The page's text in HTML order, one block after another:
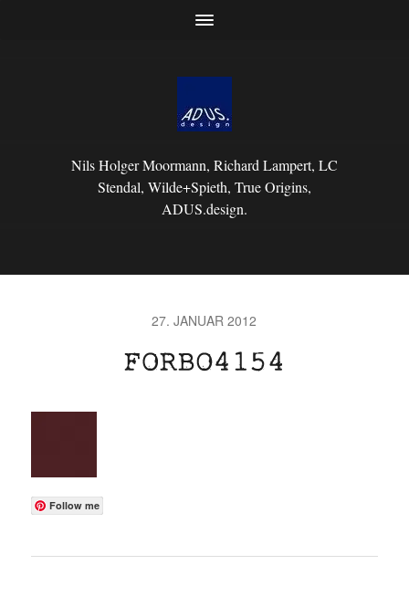
Nils Holger Moormann, Richard Lampert, LC
Stendal, Wilde+Spieth, True Origins,
ADUS.design.
27. JANUAR 2012
Follow me